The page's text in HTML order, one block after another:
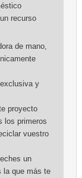
recurso
de mano,
y
proyecto
los primeros
vuestro
un
la que más te